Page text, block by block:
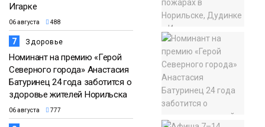
Игарке
06 августа 488
7 Здоровье
Номинант на премию «Герой
Северного города» Анастасия
Батуринец 24 года заботится о
здоровье жителей Норильска
06 августа 777